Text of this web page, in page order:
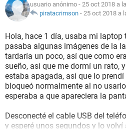
usuario anónimo - 25 oct 2018 a
piratacrimson - 25 oct 2018 a
Hola, hace 1 día, usaba mi
pasaba algunas imágenes de la
tardaría un poco, así que como
sueño, así que me dormí un rato,
estaba apagada, así que lo
bloqueó normalmente al no
esperaba a que apareciera la
Desconecté el cable USB del
y esperé unos segundos y lo volví